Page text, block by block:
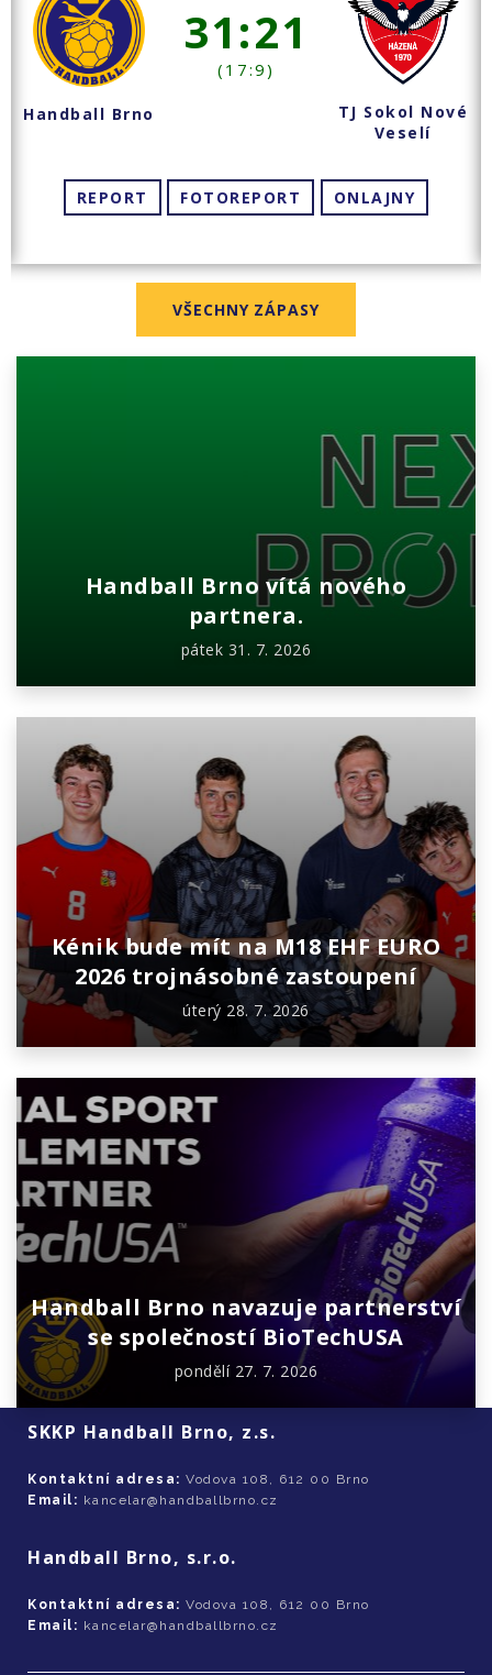
Handball Brno
31:21
(17:9)
TJ Sokol Nové
Veselí
REPORT FOTOREPORT ONLAJNY
VŠECHNY ZÁPASY
Handball Brno vítá nového
partnera.
pátek 31. 7. 2026
Kénik bude mít na M18 EHF EURO
2026 trojnásobné zastoupení
úterý 28. 7. 2026
Handball Brno navazuje partnerství
se společností BioTechUSA
pondělí 27. 7. 2026
SKKP Handball Brno, z.s.
Kontaktní adresa: Vodova 108, 612 00 Brno
Email: kancelar@handballbrno.cz
Handball Brno, s.r.o.
Kontaktní adresa: Vodova 108, 612 00 Brno
Email: kancelar@handballbrno.cz